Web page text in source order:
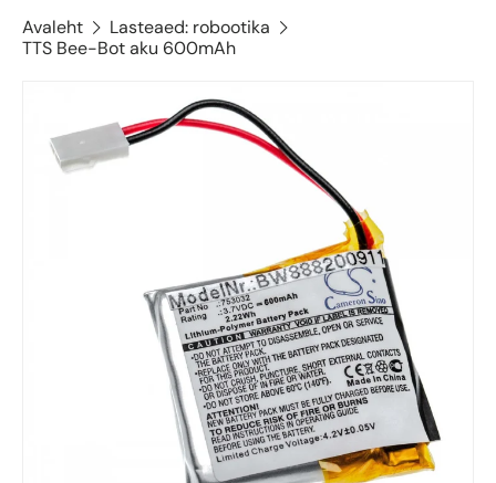
Avaleht
Lasteaed: robootika
TTS Bee-Bot aku 600mAh